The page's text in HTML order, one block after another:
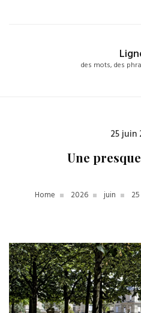
des mots, des
25 juin
Une
Home 2026 juin 25